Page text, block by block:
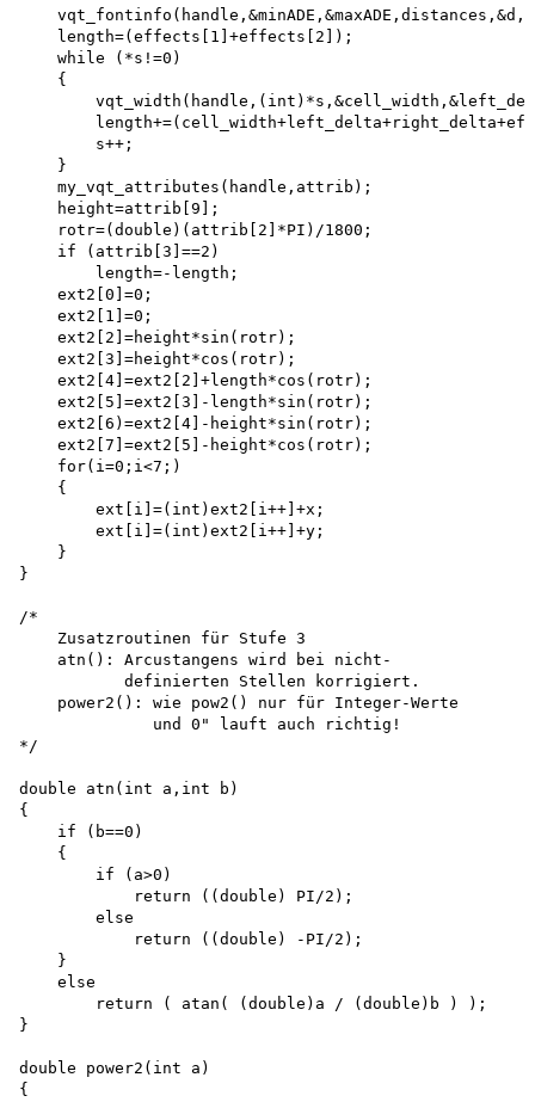
    length=(effects[1]+effects[2]);
    while (*s!=0)
    {
        s++;
    }
    my_vqt_attributes(handle,attrib);
    height=attrib[9];
    rotr=(double)(attrib[2]*PI)/1800;
    if (attrib[3]==2)
        length=-length;
    ext2[0]=0;
    ext2[1]=0;
    ext2[2]=height*sin(rotr);
    ext2[3]=height*cos(rotr);
    ext2[4]=ext2[2]+length*cos(rotr);
    ext2[5]=ext2[3]-length*sin(rotr);
    ext2[6)=ext2[4]-height*sin(rotr);
    ext2[7]=ext2[5]-height*cos(rotr);
    for(i=0;i<7;)
    {
        ext[i]=(int)ext2[i++]+x;
        ext[i]=(int)ext2[i++]+y;
    }
}
/*
    Zusatzroutinen für Stufe 3
    atn(): Arcustangens wird bei nicht-
           definierten Stellen korrigiert.
    power2(): wie pow2() nur für Integer-Werte
              und 0" lauft auch richtig!
*/
double atn(int a,int b)
{
    if (b==0)
    {
        if (a>0)
            return ((double) PI/2);
        else
            return ((double) -PI/2);
    }
    else
        return ( atan( (double)a / (double)b ) );
}
double power2(int a)
{